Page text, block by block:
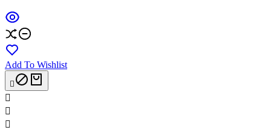
Add To Wishlist



